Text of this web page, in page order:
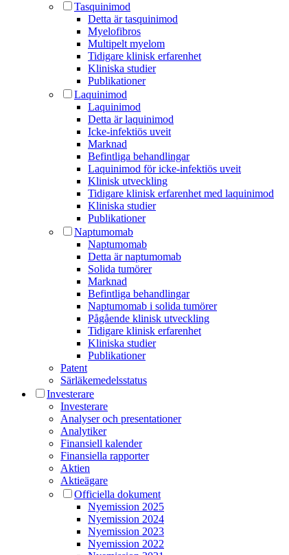
Tasquinimod
Detta är tasquinimod
Myelofibros
Multipelt myelom
Tidigare klinisk erfarenhet
Kliniska studier
Publikationer
Laquinimod
Laquinimod
Detta är laquinimod
Icke-infektiös uveit
Marknad
Befintliga behandlingar
Laquinimod för icke-infektiös uveit
Klinisk utveckling
Tidigare klinisk erfarenhet med laquinimod
Kliniska studier
Publikationer
Naptumomab
Naptumomab
Detta är naptumomab
Solida tumörer
Marknad
Befintliga behandlingar
Naptumomab i solida tumörer
Pågående klinisk utveckling
Tidigare klinisk erfarenhet
Kliniska studier
Publikationer
Patent
Särläkemedels­status
Investerare
Investerare
Analyser och presentationer
Analytiker
Finansiell kalender
Finansiella rapporter
Aktien
Aktieägare
Officiella dokument
Nyemission 2025
Nyemission 2024
Nyemission 2023
Nyemission 2022